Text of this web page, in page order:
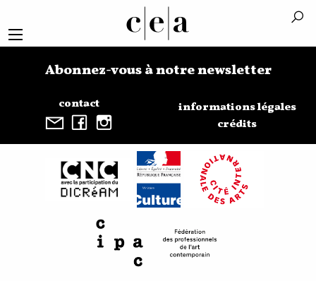
contact
Abonnez-vous à notre newsletter
informations légales
crédits